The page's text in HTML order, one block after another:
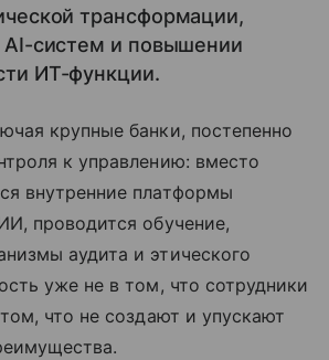
трансформации,
AI-систем и повышении
ИТ-функции.
крупные банки, постепенно
к управлению: вместо
внутренние платформы
проводится обучение,
аудита и этического
уже не в том, что сотрудники
что не создают и упускают